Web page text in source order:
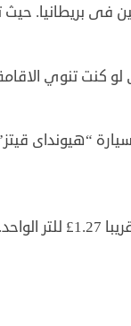
فى بريطانيا. حيث
وبالطبع التكلفة أعلى لو